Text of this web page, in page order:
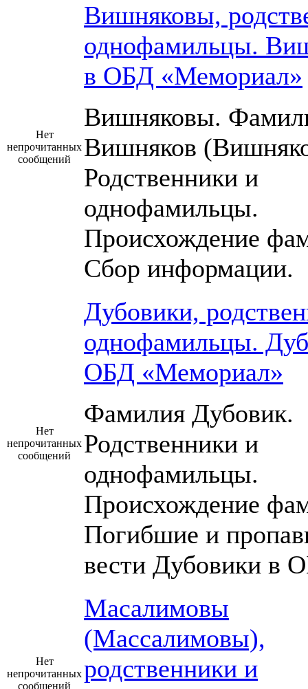
Нет
непрочитанных
сообщений
Вишняковы,
однофамильцы.
в ОБД «Мемориал»
Вишняковы.
Вишняков
Родственники и
однофамильцы.
Происхождение
Сбор информации.
Нет
непрочитанных
сообщений
Дубовики,
однофамильцы.
ОБД «Мемориал»
Фамилия Дубовик.
Родственники и
однофамильцы.
Происхождение
Погибшие и
вести Дубовики в
Нет
непрочитанных
сообщений
Масалимовы
(Массалимовы),
родственники и